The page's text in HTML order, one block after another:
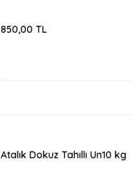
850,00 TL
Atalık Dokuz Tahıllı Un10 kg